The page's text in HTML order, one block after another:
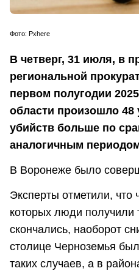
Фото: Pxhere
В четверг, 31 июля, в
региональной
первом полугодии
области произошло 48
убийств больше по
аналогичным
В Воронеже было
Эксперты отметили, что
которых люди получили
скончались, наоборот
столице Черноземья
таких случаев, а в